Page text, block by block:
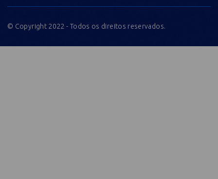
© Copyright 2022 - Todos os direitos reservados.